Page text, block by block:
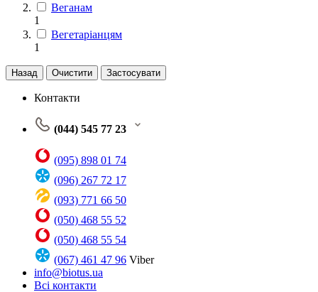
Веганам
1
Вегетаріанцям
1
Назад Очистити Застосувати
Контакти
(044) 545 77 23
(095) 898 01 74
(096) 267 72 17
(093) 771 66 50
(050) 468 55 52
(050) 468 55 54
(067) 461 47 96 Viber
info@biotus.ua
Всі контакти